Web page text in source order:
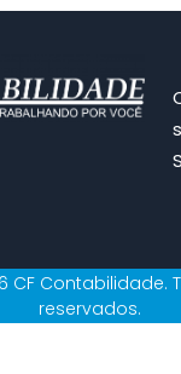
CF Contabilidade.
reservados.